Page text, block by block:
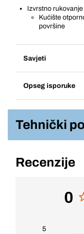
Izvrstno rukovanje
Kućište
površine
Savjeti
Opseg isporuke
Tehnički
Recenzije
0
5